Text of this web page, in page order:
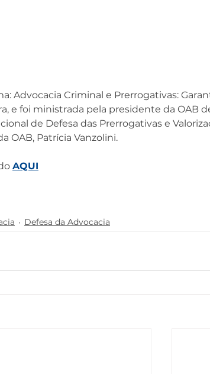
Advocacia Criminal e Prerrogativas:
e foi ministrada pela presidente da OAB
de Defesa das Prerrogativas e
OAB, Patrícia Vanzolini.
AQUI
Defesa da Advocacia